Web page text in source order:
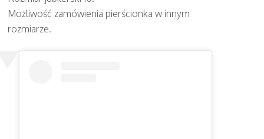
Możliwość zamówienia pierścionka w innym
rozmiarze.